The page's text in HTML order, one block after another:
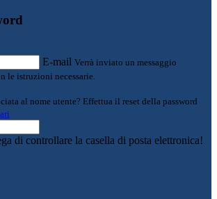
E-mail Verrà inviato un messaggio
le istruzioni necessarie.
al nome utente? Effettua il reset della password
di controllare la casella di posta elettronica!